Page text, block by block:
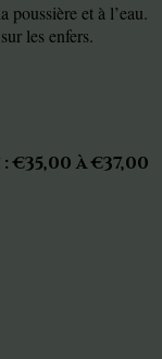
poussière et à l’eau.
les enfers.
à €37,00